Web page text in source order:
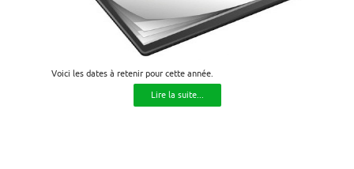
Voici les dates à retenir pour cette année.
Lire la suite...